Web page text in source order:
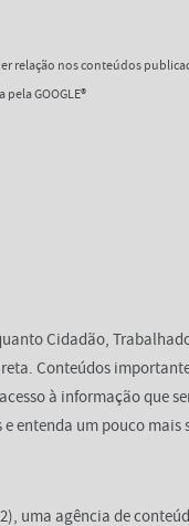
relação nos conteúdos
pela GOOGLE®
Cidadão,
Conteúdos
à informação que
entenda um pouco mais
uma agência de